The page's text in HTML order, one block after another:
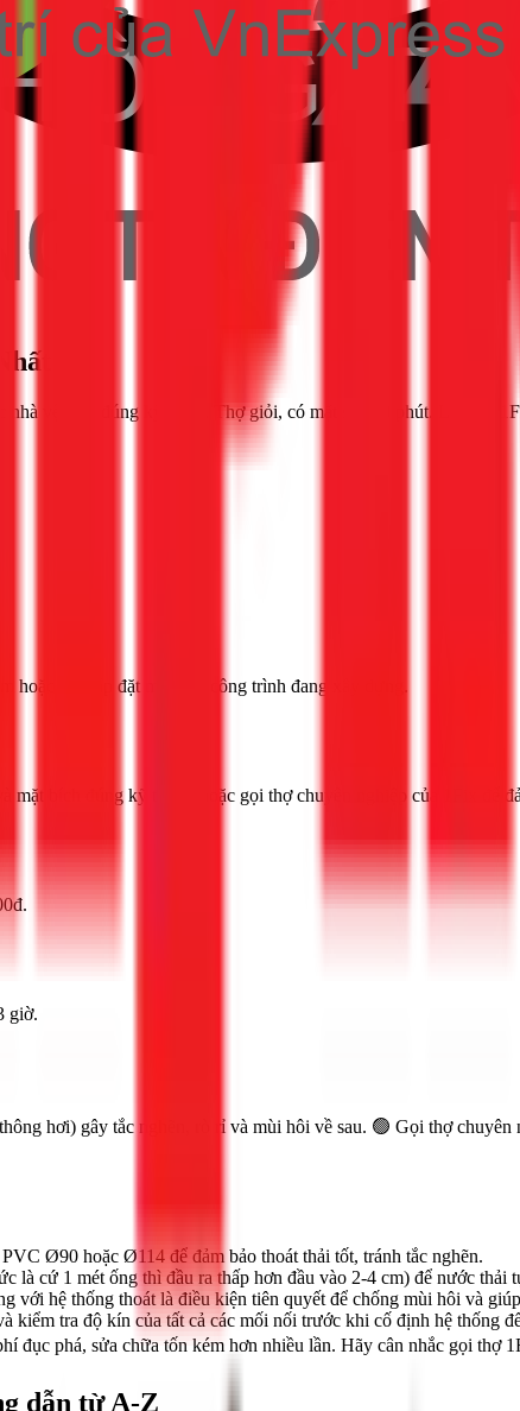
vệ sinh đúng kỹ thuật. Thợ giỏi, có mặt sau 30 phút. Liên hệ
cần lắp đặt mới cho công trình đang xây dựng.
bích đúng kỹ thuật) hoặc gọi thợ chuyên nghiệp của 1Fix để
giờ.
hơi) gây tắc nghẽn, rò rỉ và mùi hôi về sau. 🟢 Gọi thợ
Ø90 hoặc Ø114 để đảm bảo thoát thải tốt, tránh tắc nghẽn.
là cứ 1 mét ống thì đầu ra thấp hơn đầu vào 2-4 cm) để nước thải
với hệ thống thoát là điều kiện tiên quyết để chống mùi hôi và
kiểm tra độ kín của tất cả các mối nối trước khi cố định hệ thống
đục phá, sửa chữa tốn kém hơn nhiều lần. Hãy cân nhắc gọi thợ
dẫn từ A-Z